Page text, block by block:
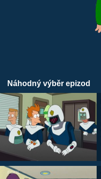
Náhodný výběr epizod